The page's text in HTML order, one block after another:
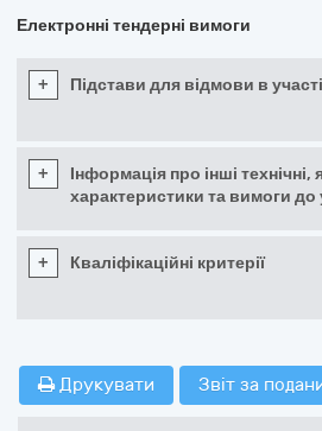
Електронні тендерні вимоги
+ Підстави для відмови в
+
Інформація про інші технічні,
характеристики та вимоги до
+ Кваліфікаційні критерії
Друкувати Звіт за